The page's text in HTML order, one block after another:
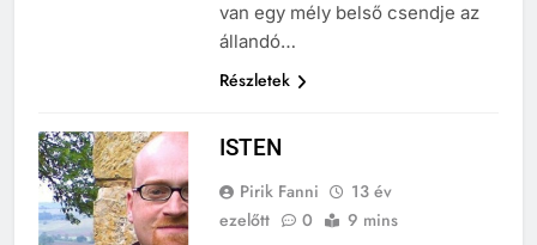
van egy mély belső csendje az
állandó…
Részletek
ISTEN
Pirik Fanni
13 év
ezelőtt
0 9 mins